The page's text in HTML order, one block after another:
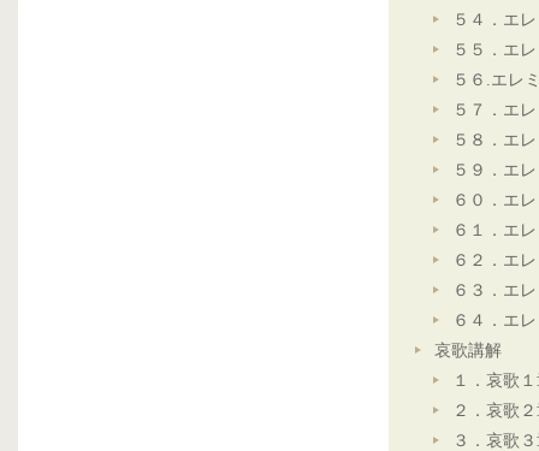
５４．エ
５５．エ
５６.エレ
５７．エ
５８．エ
５９．エ
６０．エ
６１．エ
６２．エ
６３．エ
６４．エ
哀歌講解
１．哀歌
２．哀歌
３．哀歌